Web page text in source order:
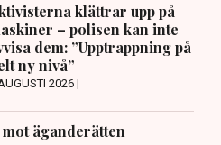
klättrar upp på
– polisen kan inte
dem: ”Upptrappning på
ny nivå”
2026 |
äganderätten